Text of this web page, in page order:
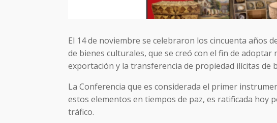
El 14 de noviembre se celebraron los cincuenta años
de bienes culturales, que se creó con el fin de
exportación y la transferencia de propiedad ilícitas de
La Conferencia que es considerada el primer
estos elementos en tiempos de paz, es ratificada hoy
tráfico.